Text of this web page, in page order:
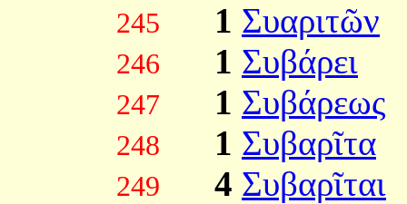
245 1 Συαριτῶν
246 1 Συβάρει
247 1 Συβάρεως
248 1 Συβαρῖτα
249 4 Συβαρῖται